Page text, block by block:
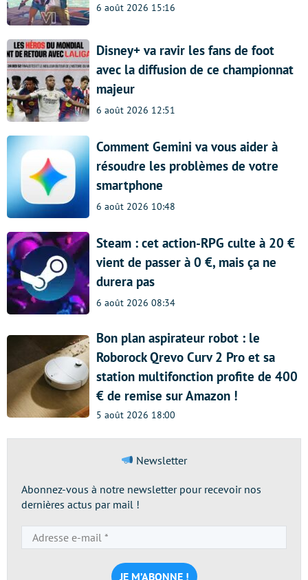
6 août 2026 15:16
Disney+ va ravir les fans de foot
avec la diffusion de ce championnat
majeur
6 août 2026 12:51
Comment Gemini va vous aider à
résoudre les problèmes de votre
smartphone
6 août 2026 10:48
Steam : cet action-RPG culte à 20 €
vient de passer à 0 €, mais ça ne
durera pas
6 août 2026 08:34
Bon plan aspirateur robot : le
Roborock Qrevo Curv 2 Pro et sa
station multifonction profite de 400
€ de remise sur Amazon !
5 août 2026 18:00
Newsletter
Abonnez-vous à notre newsletter pour recevoir nos
dernières actus par mail !
e-
mail